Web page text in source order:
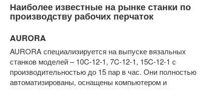
Наиболее известные на рынке станки по
производству рабочих перчаток
AURORA
AURORA специализируется на выпуске вязальных
станков моделей – 10C-12-1, 7C-12-1, 15C-12-1 с
производительностью до 15 пар в час. Они полностью
автоматизированы, оснащены компьютером и